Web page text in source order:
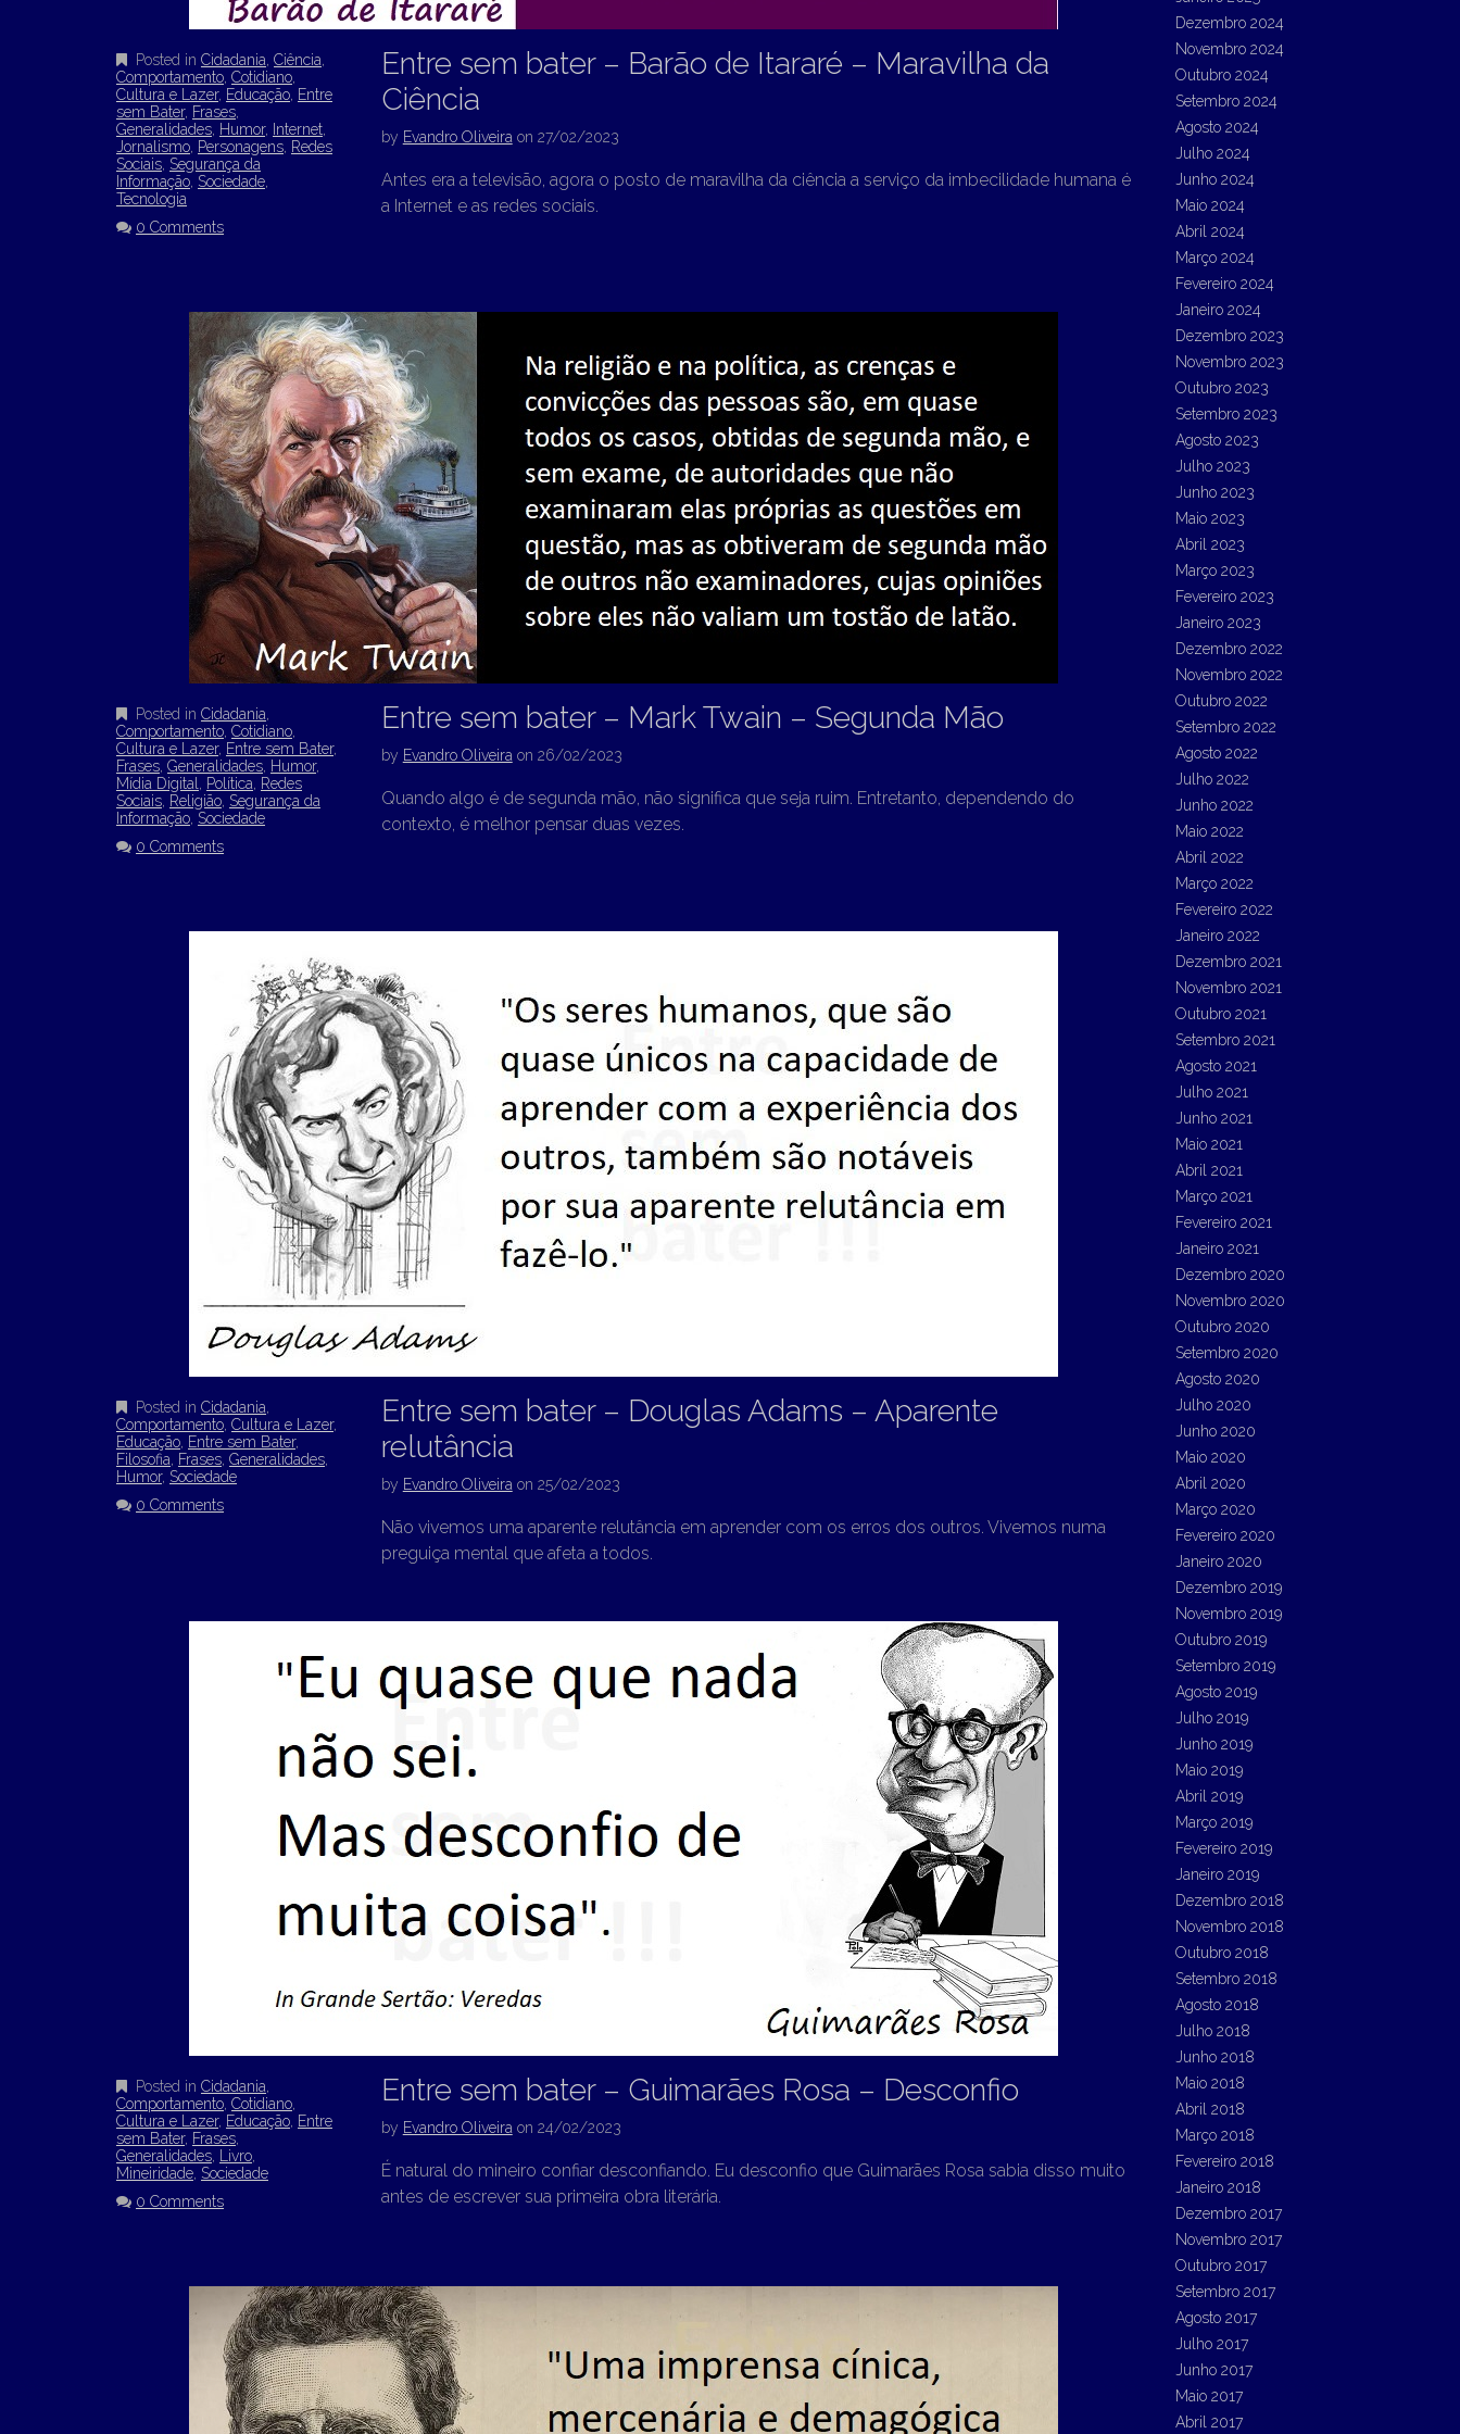
Posted in Cidadania Ciência
Comportamento Cotidiano
Cultura e Lazer, Educação Entre
sem Bater, Frases
Generalidades Humor, Internet
Jornalismo Personagens Redes
Sociais Segurança da
Informação Sociedade
Tecnologia
0 Comments
Entre sem bater – Barão de Itararé – Maravilha da
Ciência
by Evandro Oliveira on 27/02/2023
Antes era a televisão, agora o posto de maravilha da ciência a serviço da imbecilidade humana é
a Internet e as redes sociais.
Posted in Cidadania
Comportamento Cotidiano
Cultura e Lazer, Entre sem Bater,
Frases Generalidades Humor,
Mídia Digital
Política
Redes
Sociais Religião Segurança da
Informação Sociedade
0 Comments
Entre sem bater – Mark Twain – Segunda Mão
by Evandro Oliveira on 26/02/2023
Quando algo é de segunda mão, não significa que seja ruim. Entretanto, dependendo do
contexto, é melhor pensar duas vezes.
Posted in Cidadania
Comportamento Cultura e Lazer,
Educação Entre sem Bater,
Filosofia
Frases Generalidades
Humor, Sociedade
0 Comments
Entre sem bater – Douglas Adams – Aparente
relutância
by Evandro Oliveira on 25/02/2023
Não vivemos uma aparente relutância em aprender com os erros dos outros. Vivemos numa
preguiça mental que afeta a todos.
Posted in Cidadania
Comportamento Cotidiano
Cultura e Lazer, Educação Entre
sem Bater, Frases
Generalidades
Livro
Mineiridade Sociedade
0 Comments
Entre sem bater – Guimarães Rosa – Desconfio
by Evandro Oliveira on 24/02/2023
É natural do mineiro confiar desconfiando. Eu desconfio que Guimarães Rosa sabia disso muito
antes de escrever sua primeira obra literária.
Dezembro 2024
Novembro 2024
Outubro 2024
Setembro 2024
Agosto 2024
Julho 2024
Junho 2024
Maio 2024
Abril 2024
Março 2024
Fevereiro 2024
Janeiro 2024
Dezembro 2023
Novembro 2023
Outubro 2023
Setembro 2023
Agosto 2023
Julho 2023
Junho 2023
Maio 2023
Abril 2023
Março 2023
Fevereiro 2023
Janeiro 2023
Dezembro 2022
Novembro 2022
Outubro 2022
Setembro 2022
Agosto 2022
Julho 2022
Junho 2022
Maio 2022
Abril 2022
Março 2022
Fevereiro 2022
Janeiro 2022
Dezembro 2021
Novembro 2021
Outubro 2021
Setembro 2021
Agosto 2021
Julho 2021
Junho 2021
Maio 2021
Abril 2021
Março 2021
Fevereiro 2021
Janeiro 2021
Dezembro 2020
Novembro 2020
Outubro 2020
Setembro 2020
Agosto 2020
Julho 2020
Junho 2020
Maio 2020
Abril 2020
Março 2020
Fevereiro 2020
Janeiro 2020
Dezembro 2019
Novembro 2019
Outubro 2019
Setembro 2019
Agosto 2019
Julho 2019
Junho 2019
Maio 2019
Abril 2019
Março 2019
Fevereiro 2019
Janeiro 2019
Dezembro 2018
Novembro 2018
Outubro 2018
Setembro 2018
Agosto 2018
Julho 2018
Junho 2018
Maio 2018
Abril 2018
Março 2018
Fevereiro 2018
Janeiro 2018
Dezembro 2017
Novembro 2017
Outubro 2017
Setembro 2017
Agosto 2017
Julho 2017
Junho 2017
Maio 2017
Abril 2017